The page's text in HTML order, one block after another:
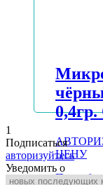
ЦЕНУ
1
Подписаться
авторизуйтесь
Уведомить о